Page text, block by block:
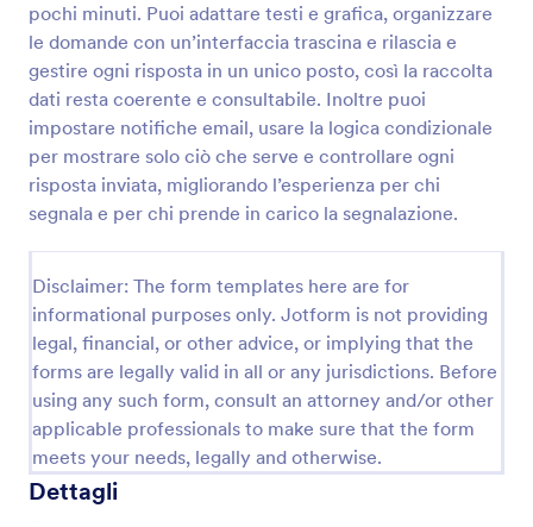
pochi minuti. Puoi adattare testi e grafica, organizzare
le domande con un’interfaccia trascina e rilascia e
gestire ogni risposta in un unico posto, così la raccolta
dati resta coerente e consultabile. Inoltre puoi
impostare notifiche email, usare la logica condizionale
per mostrare solo ciò che serve e controllare ogni
risposta inviata, migliorando l’esperienza per chi
segnala e per chi prende in carico la segnalazione.
Disclaimer: The form templates here are for
informational purposes only. Jotform is not providing
legal, financial, or other advice, or implying that the
forms are legally valid in all or any jurisdictions. Before
using any such form, consult an attorney and/or other
applicable professionals to make sure that the form
meets your needs, legally and otherwise.
Dettagli
Modulo Di Segnalazione Qualità
Raccogli e organizza segnalazioni di non conformità
e problemi operativi con il Modulo di Segnalazione
Qualità di Jotform, ideale per reparti aziendali e
team qualità che vogliono migliorare la data
collection e la gestione delle risposte.
Go to Category:
Sondaggi sulla Qualità
Anteprima